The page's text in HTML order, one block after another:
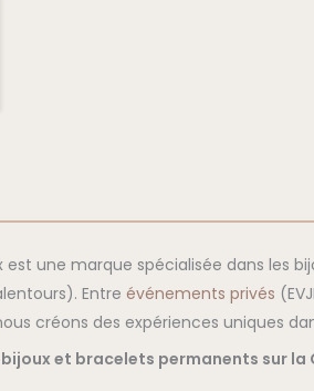
est une marque spécialisée dans les
Entre événements privés
créons des expériences uniques
et bracelets permanents sur la